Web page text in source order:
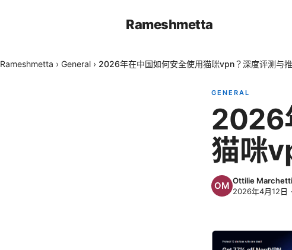
Rameshmetta
Rameshmetta › General › 2026年在中国如何安全使用猫咪vpn？深度评测与
GENERAL
2026
猫咪
Ottilie Marchetti
2026年4月12日 ·